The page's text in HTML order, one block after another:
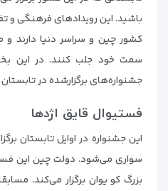
باشید. این رویدادهای فرهنگی و
کشور چین و سراسر دنیا دارند و
سمت خود جلب کنند. در این
جشنواره‌های برگزارشده در
فستیوال قایق اژدها
این جشنواره در اوایل تابستان
سواری می‌شود. دولت چین این
بزرگ کو یوان برگزار می‌کند.